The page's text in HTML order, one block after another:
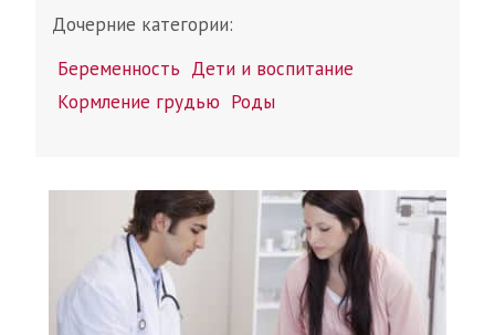
Дочерние категории:
Беременность Дети и воспитание
Кормление грудью Роды